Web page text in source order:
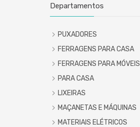
Departamentos
PUXADORES
FERRAGENS PARA CASA
FERRAGENS PARA MÓVEIS
PARA CASA
LIXEIRAS
MAÇANETAS E MÁQUINAS
MATERIAIS ELÉTRICOS